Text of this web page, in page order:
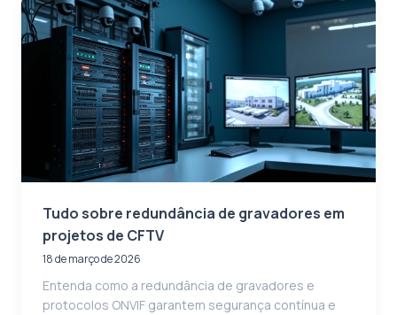
Tudo sobre redundância de gravadores em
projetos de CFTV
18 de março de 2026
Entenda como a redundância de gravadores e
protocolos ONVIF garantem segurança contínua e